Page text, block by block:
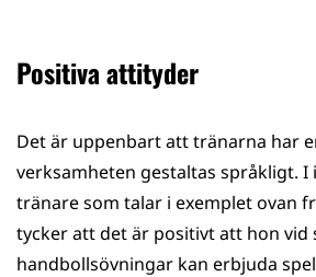
Positiva attityder
Det är uppenbart att tränarna har
verksamheten gestaltas språkligt. I
tränare som talar i exemplet ovan
tycker att det är positivt att hon vid
handbollsövningar kan erbjuda